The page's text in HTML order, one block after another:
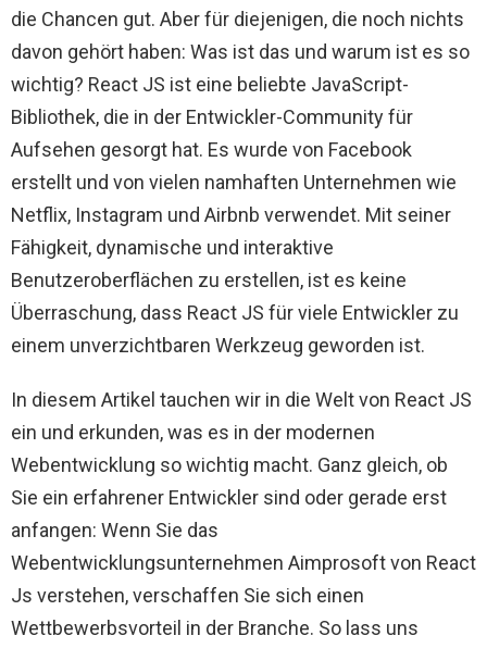
die Chancen gut. Aber für diejenigen, die noch nichts
davon gehört haben: Was ist das und warum ist es so
wichtig? React JS ist eine beliebte JavaScript-
Bibliothek, die in der Entwickler-Community für
Aufsehen gesorgt hat. Es wurde von Facebook
erstellt und von vielen namhaften Unternehmen wie
Netflix, Instagram und Airbnb verwendet. Mit seiner
Fähigkeit, dynamische und interaktive
Benutzeroberflächen zu erstellen, ist es keine
Überraschung, dass React JS für viele Entwickler zu
einem unverzichtbaren Werkzeug geworden ist.
In diesem Artikel tauchen wir in die Welt von React JS
ein und erkunden, was es in der modernen
Webentwicklung so wichtig macht. Ganz gleich, ob
Sie ein erfahrener Entwickler sind oder gerade erst
anfangen: Wenn Sie das
Webentwicklungsunternehmen Aimprosoft von React
Js verstehen, verschaffen Sie sich einen
Wettbewerbsvorteil in der Branche. So lass uns